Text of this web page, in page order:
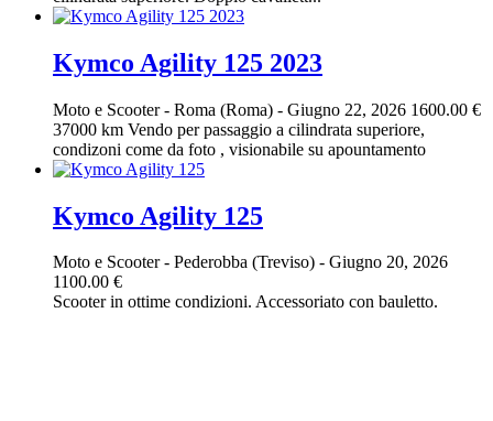
Kymco Agility 125 2023
Moto e Scooter- Roma (Roma) - Giugno 22, 2026 1600.00 €
37000 km Vendo per passaggio a cilindrata superiore,
condizoni come da foto , visionabile su apountamento
Kymco Agility 125
Moto e Scooter- Pederobba (Treviso) - Giugno 20, 2026
1100.00 €
Scooter in ottime condizioni. Accessoriato con bauletto.